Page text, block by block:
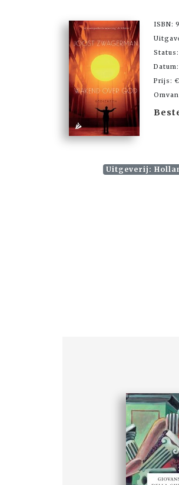
ISBN:
Prijs:
Uitgeverij: